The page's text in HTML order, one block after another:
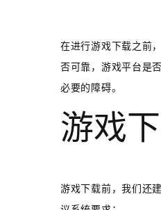
在进行游戏下载之前
否可靠，游戏平台是
必要的障碍。
游戏
游戏下载前，我们还